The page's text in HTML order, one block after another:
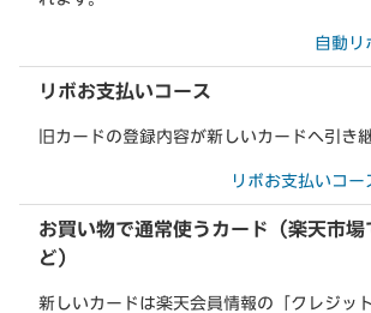
自動リ
リボお支払いコース
旧カードの登録内容が新しいカードへ引き
リボお支払いコ
お買い物で通常使うカード（楽天市場
ど）
新しいカードは楽天会員情報の「クレジッ